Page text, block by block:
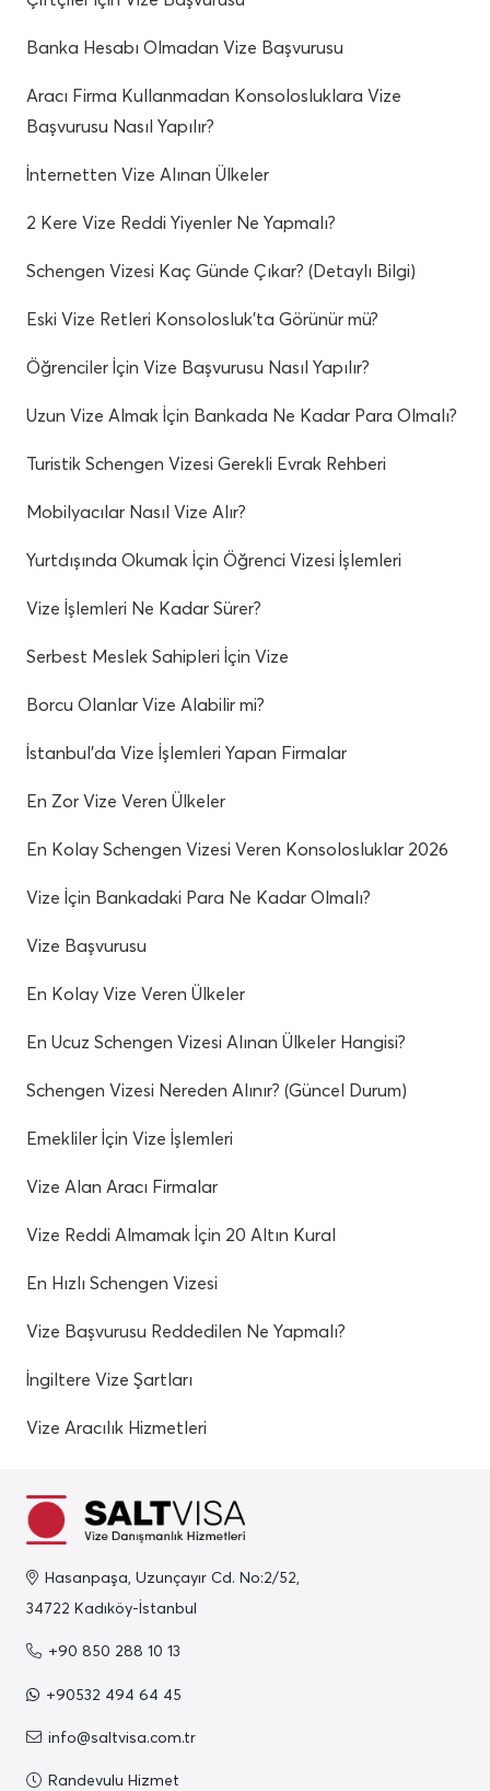
Banka Hesabı Olmadan Vize Başvurusu
Aracı Firma Kullanmadan Konsolosluklara Vize
Başvurusu Nasıl Yapılır?
İnternetten Vize Alınan Ülkeler
2 Kere Vize Reddi Yiyenler Ne Yapmalı?
Schengen Vizesi Kaç Günde Çıkar? (Detaylı Bilgi)
Eski Vize Retleri Konsolosluk’ta Görünür mü?
Öğrenciler İçin Vize Başvurusu Nasıl Yapılır?
Uzun Vize Almak İçin Bankada Ne Kadar Para Olmalı?
Turistik Schengen Vizesi Gerekli Evrak Rehberi
Mobilyacılar Nasıl Vize Alır?
Yurtdışında Okumak İçin Öğrenci Vizesi İşlemleri
Vize İşlemleri Ne Kadar Sürer?
Serbest Meslek Sahipleri İçin Vize
Borcu Olanlar Vize Alabilir mi?
İstanbul’da Vize İşlemleri Yapan Firmalar
En Zor Vize Veren Ülkeler
En Kolay Schengen Vizesi Veren Konsolosluklar 2026
Vize İçin Bankadaki Para Ne Kadar Olmalı?
Vize Başvurusu
En Kolay Vize Veren Ülkeler
En Ucuz Schengen Vizesi Alınan Ülkeler Hangisi?
Schengen Vizesi Nereden Alınır? (Güncel Durum)
Emekliler İçin Vize İşlemleri
Vize Alan Aracı Firmalar
Vize Reddi Almamak İçin 20 Altın Kural
En Hızlı Schengen Vizesi
Vize Başvurusu Reddedilen Ne Yapmalı?
İngiltere Vize Şartları
Vize Aracılık Hizmetleri
Hasanpaşa, Uzunçayır Cd. No:2/52,
34722 Kadıköy-İstanbul
+90 850 288 10 13
+90532 494 64 45
info@saltvisa.com.tr
Randevulu Hizmet